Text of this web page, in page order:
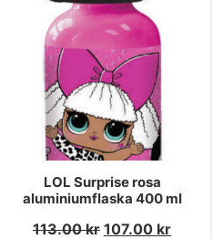
LOL Surprise rosa
aluminiumflaska 400 ml
113.00kr 107.00 kr